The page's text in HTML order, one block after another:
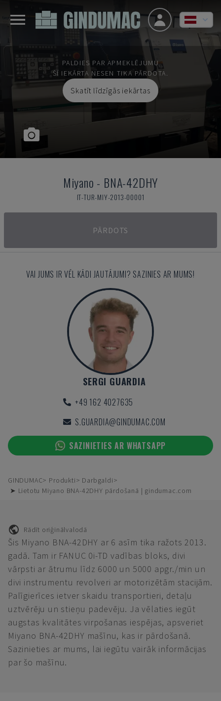
PALDIES PAR APMEKLĒJUMU
ŠĪ IEKĀRTA NESEN TIKA PĀRDOTA.
Skatīt līdzīgās iekārtas
Miyano - BNA-42DHY
IT-TUR-MIY-2013-00001
PĀRDOTS
VAI JUMS IR VĒL KĀDI JAUTĀJUMI? SAZINIES AR MUMS!
SERGI GUARDIA
+49 162 4027635
S.GUARDIA@GINDUMAC.COM
SAZINIETIES AR WHATSAPP
GINDUMAC Produkti
Darbgaldi
➤ Lietotu Miyano BNA-42DHY pārdošanā | gindumac.com
Rādīt oriģinālvalodā
Šis Miyano BNA-42DHY ar 6 asīm tika ražots 2013.
gadā. Tam ir FANUC 0i-TD vadības bloks, divi
vārpsti ar ātrumu līdz 6000 un 5000 apgr./min un
divi instrumentu revolveri ar motorizētām stacijām.
Palīgierīces ietver skaidu transportieri, detaļu
uztvērēju un stieņu padevēju. Ja vēlaties iegūt
augstas kvalitātes virpošanas iespējas, apsveriet
Miyano BNA-42DHY mašīnu, kas ir pārdošanā.
Sazinieties ar mums, lai iegūtu vairāk informācijas
par šo mašīnu.